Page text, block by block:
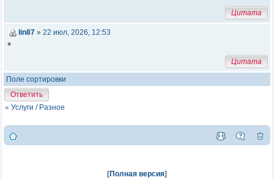
Цитата
lin87 » 22 июл, 2026, 12:53
*
Цитата
Поле сортировки
Ответить
« Услуги / Разное
[Полная версия]